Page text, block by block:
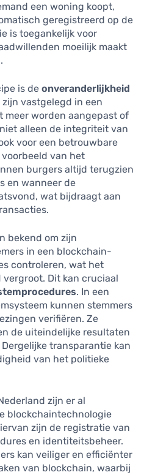
een woning koopt,
geregistreerd op de
is toegankelijk voor
moeilijk maakt
is de onveranderlijkheid
vastgelegd in een
meer worden aangepast of
alleen de integriteit van
voor een betrouwbare
van het
burgers altijd terugzien
en wanneer de
wat bijdraagt aan
bekend om zijn
in een blockchain-
controleren, wat het
Dit kan cruciaal
. In een
kunnen stemmers
verifiëren. Ze
de uiteindelijke resultaten
transparantie kan
van het politieke
zijn er al
blockchaintechnologie
zijn de registratie van
en identiteitsbeheer.
kan veiliger en efficiënter
van blockchain, waarbij